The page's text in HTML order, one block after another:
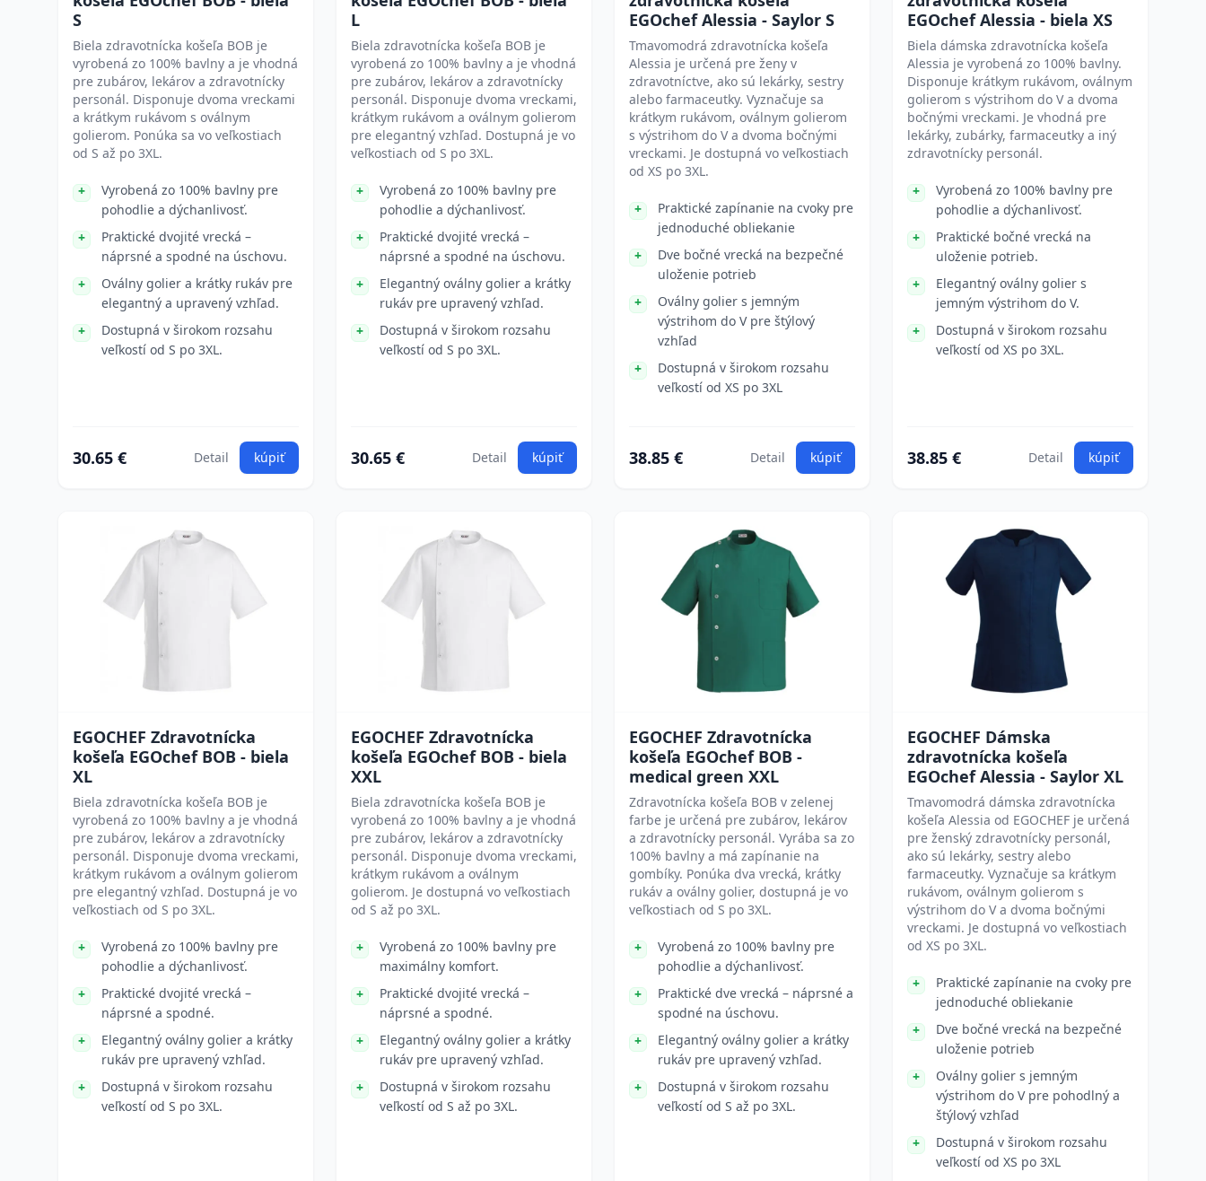
S
Biela zdravotnícka košeľa BOB je
vyrobená zo 100% bavlny a je vhodná
pre zubárov, lekárov a zdravotnícky
personál. Disponuje dvoma vreckami
a krátkym rukávom s oválnym
golierom. Ponúka sa vo veľkostiach
od S až po 3XL.
Vyrobená zo 100% bavlny pre
pohodlie a dýchanlivosť.
Praktické dvojité vrecká –
náprsné a spodné na úschovu.
Oválny golier a krátky rukáv pre
elegantný a upravený vzhľad.
Dostupná v širokom rozsahu
veľkostí od S po 3XL.
30.65 € Detail kúpiť
L
Biela zdravotnícka košeľa BOB je
vyrobená zo 100% bavlny a je vhodná
pre zubárov, lekárov a zdravotnícky
personál. Disponuje dvoma vreckami,
krátkym rukávom a oválnym golierom
pre elegantný vzhľad. Dostupná je vo
veľkostiach od S po 3XL.
Vyrobená zo 100% bavlny pre
pohodlie a dýchanlivosť.
Praktické dvojité vrecká –
náprsné a spodné na úschovu.
Elegantný oválny golier a krátky
rukáv pre upravený vzhľad.
Dostupná v širokom rozsahu
veľkostí od S po 3XL.
30.65 € Detail kúpiť
EGOchef Alessia - Saylor S
Tmavomodrá zdravotnícka košeľa
Alessia je určená pre ženy v
zdravotníctve, ako sú lekárky, sestry
alebo farmaceutky. Vyznačuje sa
krátkym rukávom, oválnym golierom
s výstrihom do V a dvoma bočnými
vreckami. Je dostupná vo veľkostiach
od XS po 3XL.
Praktické zapínanie na cvoky pre
jednoduché obliekanie
Dve bočné vrecká na bezpečné
uloženie potrieb
Oválny golier s jemným
výstrihom do V pre štýlový
vzhľad
Dostupná v širokom rozsahu
veľkostí od XS po 3XL
38.85 € Detail kúpiť
EGOchef Alessia - biela XS
Biela dámska zdravotnícka košeľa
Alessia je vyrobená zo 100% bavlny.
Disponuje krátkym rukávom, oválnym
golierom s výstrihom do V a dvoma
bočnými vreckami. Je vhodná pre
lekárky, zubárky, farmaceutky a iný
zdravotnícky personál.
Vyrobená zo 100% bavlny pre
pohodlie a dýchanlivosť.
Praktické bočné vrecká na
uloženie potrieb.
Elegantný oválny golier s
jemným výstrihom do V.
Dostupná v širokom rozsahu
veľkostí od XS po 3XL.
38.85 € Detail kúpiť
EGOCHEF Zdravotnícka
košeľa EGOchef BOB - biela
XL
Biela zdravotnícka košeľa BOB je
vyrobená zo 100% bavlny a je vhodná
pre zubárov, lekárov a zdravotnícky
personál. Disponuje dvoma vreckami,
krátkym rukávom a oválnym golierom
pre elegantný vzhľad. Dostupná je vo
veľkostiach od S po 3XL.
Vyrobená zo 100% bavlny pre
pohodlie a dýchanlivosť.
Praktické dvojité vrecká –
náprsné a spodné.
Elegantný oválny golier a krátky
rukáv pre upravený vzhľad.
Dostupná v širokom rozsahu
veľkostí od S po 3XL.
EGOCHEF Zdravotnícka
košeľa EGOchef BOB - biela
XXL
Biela zdravotnícka košeľa BOB je
vyrobená zo 100% bavlny a je vhodná
pre zubárov, lekárov a zdravotnícky
personál. Disponuje dvoma vreckami,
krátkym rukávom a oválnym
golierom. Je dostupná vo veľkostiach
od S až po 3XL.
Vyrobená zo 100% bavlny pre
maximálny komfort.
Praktické dvojité vrecká –
náprsné a spodné.
Elegantný oválny golier a krátky
rukáv pre upravený vzhľad.
Dostupná v širokom rozsahu
veľkostí od S až po 3XL.
EGOCHEF Zdravotnícka
košeľa EGOchef BOB -
medical green XXL
Zdravotnícka košeľa BOB v zelenej
farbe je určená pre zubárov, lekárov
a zdravotnícky personál. Vyrába sa zo
100% bavlny a má zapínanie na
gombíky. Ponúka dva vrecká, krátky
rukáv a oválny golier, dostupná je vo
veľkostiach od S po 3XL.
Vyrobená zo 100% bavlny pre
pohodlie a dýchanlivosť.
Praktické dve vrecká – náprsné a
spodné na úschovu.
Elegantný oválny golier a krátky
rukáv pre upravený vzhľad.
Dostupná v širokom rozsahu
veľkostí od S až po 3XL.
EGOCHEF Dámska
zdravotnícka košeľa
EGOchef Alessia - Saylor XL
Tmavomodrá dámska zdravotnícka
košeľa Alessia od EGOCHEF je určená
pre ženský zdravotnícky personál,
ako sú lekárky, sestry alebo
farmaceutky. Vyznačuje sa krátkym
rukávom, oválnym golierom s
výstrihom do V a dvoma bočnými
vreckami. Je dostupná vo veľkostiach
od XS po 3XL.
Praktické zapínanie na cvoky pre
jednoduché obliekanie
Dve bočné vrecká na bezpečné
uloženie potrieb
Oválny golier s jemným
výstrihom do V pre pohodlný a
štýlový vzhľad
Dostupná v širokom rozsahu
veľkostí od XS po 3XL